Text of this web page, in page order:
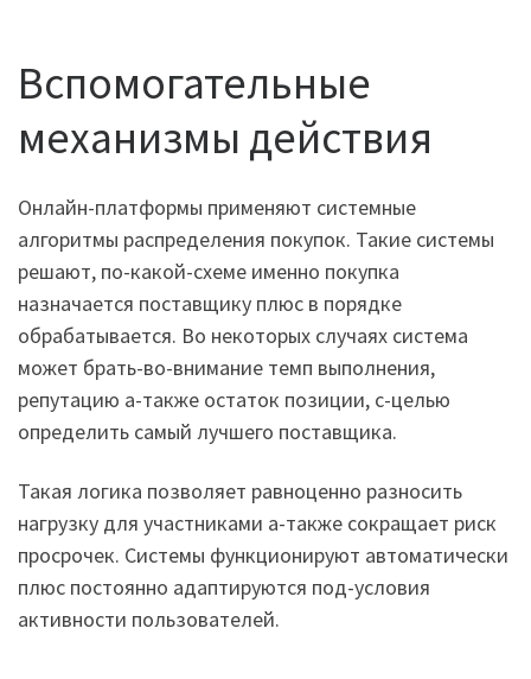
Вспомогательные
механизмы действия
Онлайн-платформы применяют системные
алгоритмы распределения покупок. Такие системы
решают, по-какой-схеме именно покупка
назначается поставщику плюс в порядке
обрабатывается. Во некоторых случаях система
может брать-во-внимание темп выполнения,
репутацию а-также остаток позиции, с-целью
определить самый лучшего поставщика.
Такая логика позволяет равноценно разносить
нагрузку для участниками а-также сокращает риск
просрочек. Системы функционируют автоматически
плюс постоянно адаптируются под-условия
активности пользователей.